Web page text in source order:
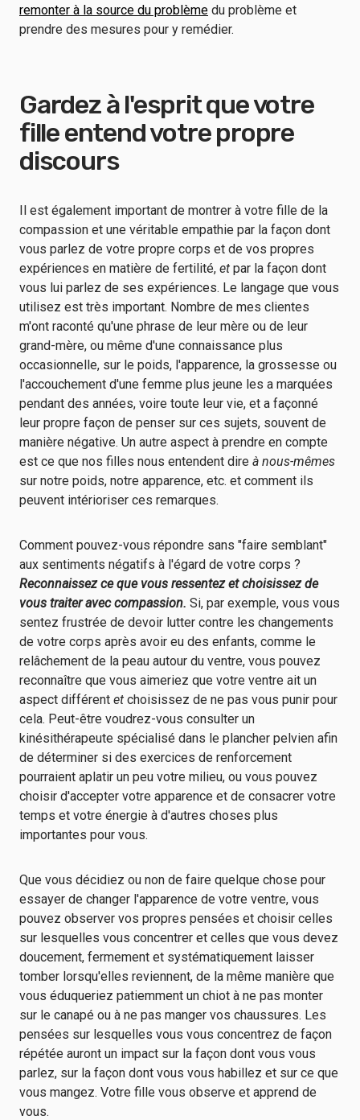
remonter à la source du problème du problème et
prendre des mesures pour y remédier.
Gardez à l'esprit que votre
fille entend votre propre
discours
Il est également important de montrer à votre fille de la
compassion et une véritable empathie par la façon dont
vous parlez de votre propre corps et de vos propres
expériences en matière de fertilité, et par la façon dont
vous lui parlez de ses expériences. Le langage que vous
utilisez est très important. Nombre de mes clientes
m'ont raconté qu'une phrase de leur mère ou de leur
grand-mère, ou même d'une connaissance plus
occasionnelle, sur le poids, l'apparence, la grossesse ou
l'accouchement d'une femme plus jeune les a marquées
pendant des années, voire toute leur vie, et a façonné
leur propre façon de penser sur ces sujets, souvent de
manière négative. Un autre aspect à prendre en compte
est ce que nos filles nous entendent dire à nous-mêmes
sur notre poids, notre apparence, etc. et comment ils
peuvent intérioriser ces remarques.
Comment pouvez-vous répondre sans "faire semblant"
aux sentiments négatifs à l'égard de votre corps ?
Reconnaissez ce que vous ressentez et choisissez de
vous traiter avec compassion. Si, par exemple, vous vous
sentez frustrée de devoir lutter contre les changements
de votre corps après avoir eu des enfants, comme le
relâchement de la peau autour du ventre, vous pouvez
reconnaître que vous aimeriez que votre ventre ait un
aspect différent et choisissez de ne pas vous punir pour
cela. Peut-être voudrez-vous consulter un
kinésithérapeute spécialisé dans le plancher pelvien afin
de déterminer si des exercices de renforcement
pourraient aplatir un peu votre milieu, ou vous pouvez
choisir d'accepter votre apparence et de consacrer votre
temps et votre énergie à d'autres choses plus
importantes pour vous.
Que vous décidiez ou non de faire quelque chose pour
essayer de changer l'apparence de votre ventre, vous
pouvez observer vos propres pensées et choisir celles
sur lesquelles vous concentrer et celles que vous devez
doucement, fermement et systématiquement laisser
tomber lorsqu'elles reviennent, de la même manière que
vous éduqueriez patiemment un chiot à ne pas monter
sur le canapé ou à ne pas manger vos chaussures. Les
pensées sur lesquelles vous vous concentrez de façon
répétée auront un impact sur la façon dont vous vous
parlez, sur la façon dont vous vous habillez et sur ce que
vous mangez. Votre fille vous observe et apprend de
vous.